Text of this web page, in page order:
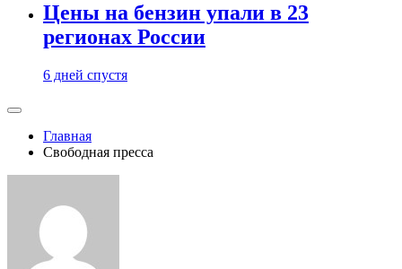
Цены на бензин упали в 23
регионах России
6 дней спустя
Главная
Свободная пресса